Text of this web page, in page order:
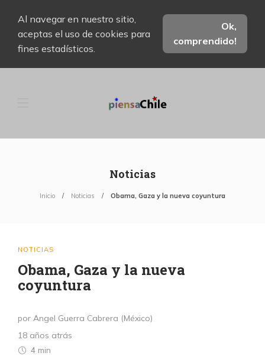
Al navegar en nuestro sitio,
aceptas el uso de cookies para
fines estadísticos.
Ok,
comprendido!
Noticias
Inicio Noticias Obama, Gaza y la nueva coyuntura
NOTICIAS
Obama, Gaza y la nueva
coyuntura
por Angel Guerra Cabrera (México)
18 años atrás
4 min